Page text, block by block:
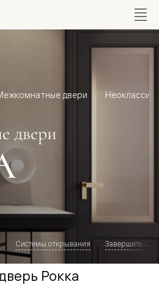
двери Неоклассика
двери
Системы открывания Завершите
Рокка